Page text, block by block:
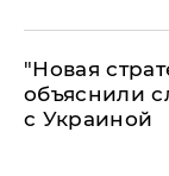
"Новая
объяснили
с Украиной